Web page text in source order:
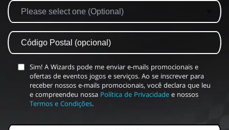
Sim! A Wizards pode me enviar e-mails promocionais e
ofertas de eventos jogos e serviços. Ao se inscrever para
receber nossos e-mails promocionais, você declara que leu
e compreendeu nossa Política de Privacidade e nossos
Termos e Condições.